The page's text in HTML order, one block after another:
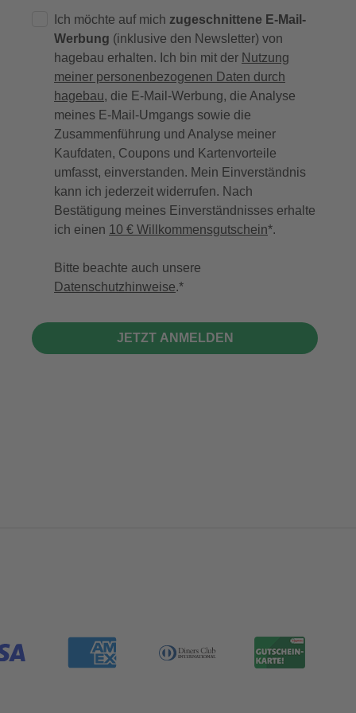
Ich möchte auf mich zugeschnittene E-Mail-
Werbung (inklusive den Newsletter) von
hagebau erhalten. Ich bin mit der Nutzung
meiner personenbezogenen Daten durch
hagebau, die E-Mail-Werbung, die Analyse
meines E-Mail-Umgangs sowie die
Zusammenführung und Analyse meiner
Kaufdaten, Coupons und Kartenvorteile
umfasst, einverstanden. Mein Einverständnis
kann ich jederzeit widerrufen. Nach
Bestätigung meines Einverständnisses erhalte
ich einen 10 € Willkommensgutschein*.
Bitte beachte auch unsere
Datenschutzhinweise.
JETZT ANMELDEN